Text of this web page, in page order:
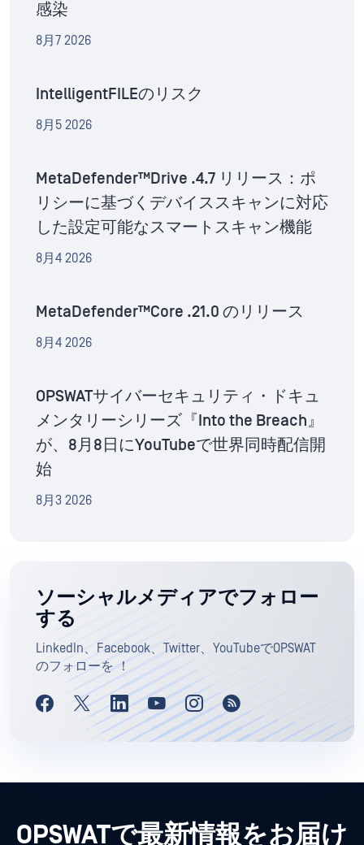
感染
8月7 2026
IntelligentFILEのリスク
8月5 2026
MetaDefender™Drive .4.7 リリース：ポ
リシーに基づくデバイススキャンに対応
した設定可能なスマートスキャン機能
8月4 2026
MetaDefender™Core .21.0 のリリース
8月4 2026
OPSWATサイバーセキュリティ・ドキュ
メンタリーシリーズ『Into the Breach』
が、8月8日にYouTubeで世界同時配信開
始
8月3 2026
ソーシャルメディアでフォロー
する
LinkedIn、Facebook、Twitter、YouTubeでOPSWAT
のフォローを ！
OPSWATで最新情報をお届け